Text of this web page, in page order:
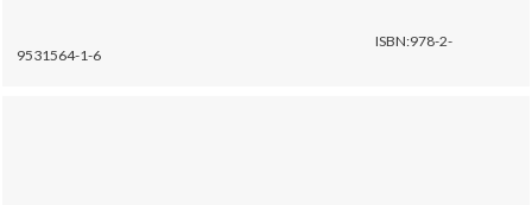
ISBN:978-2-
9531564-1-6